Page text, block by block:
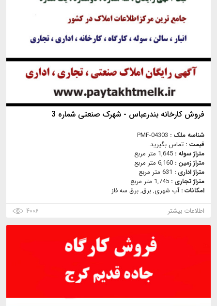
فروش کارخانه بندرعباس - شهرک صنعتی شماره 3
شناسه ملک : PMF-04303
قیمت : تماس بگیرید.
متراژ سوله : 1,645 متر مربع
متراژ زمین : 6,160 متر مربع
متراژ اداری : 631 متر مربع
متراژ تجاری : 1,745 متر مربع
امکانات :آب شهری, برق, برق سه فاز
اطلاعات بیشتر
۴۰۰۶